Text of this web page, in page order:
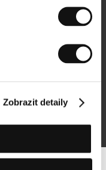
Zobrazit detaily